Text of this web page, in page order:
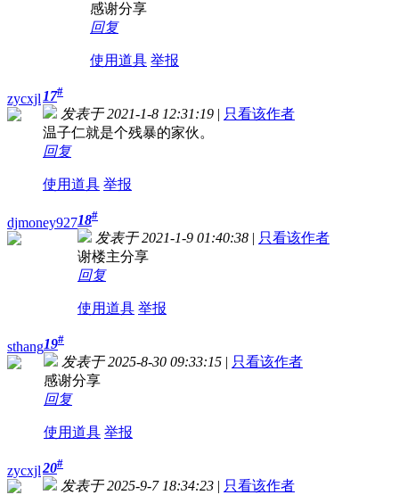
感谢分享
回复
使用道具 举报
zycxjl 17#
发表于 2021-1-8 12:31:19 | 只看该作者
温子仁就是个残暴的家伙。
回复
使用道具 举报
djmoney92718#
发表于 2021-1-9 01:40:38 | 只看该作者
谢楼主分享
回复
使用道具 举报
sthang19#
发表于 2025-8-30 09:33:15 | 只看该作者
感谢分享
回复
使用道具 举报
zycxjl20#
发表于 2025-9-7 18:34:23 | 只看该作者